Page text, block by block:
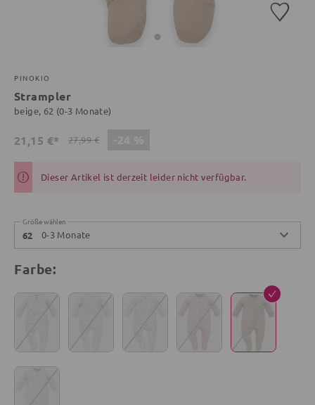
PINOKIO
Strampler
beige, 62 (0-3 Monate)
21,15 €* 27,99 €
Dieser Artikel ist derzeit leider nicht verfügbar.
Größe wählen
62 0-3 Monate
Farbe: